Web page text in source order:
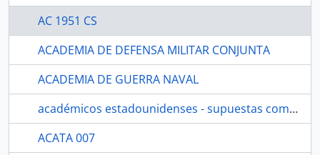
AC 1951 CS
ACADEMIA DE DEFENSA MILITAR CONJUNTA
ACADEMIA DE GUERRA NAVAL
académicos estadounidenses - supuestas computadoras de reyes
ACATA 007